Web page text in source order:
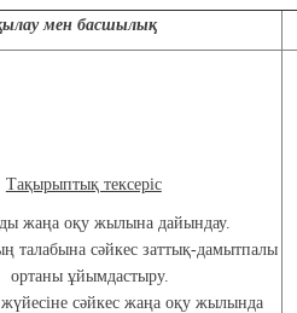
мен басшылық
Тақырыптық тексеріс
жаңа оқу жылына дайындау.
талабына сәйкес заттық-дамытпалы
ортаны ұйымдастыру.
сәйкес жаңа оқу жылында